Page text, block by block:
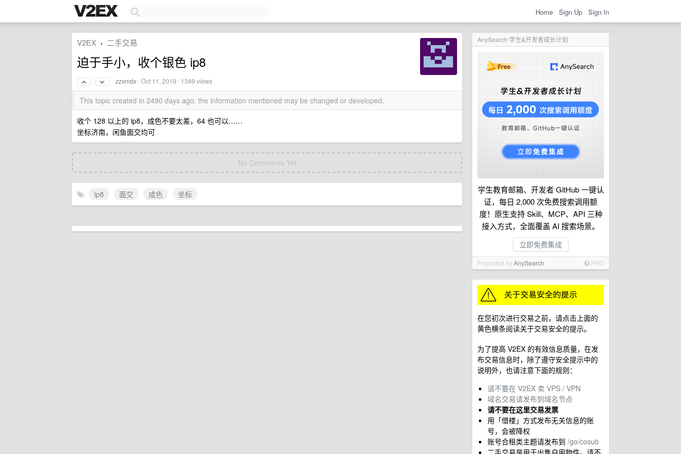
Home Sign Up Sign In
AnySearch 学生&开发者成长计划
学生教育邮箱、开发者 GitHub 一键认
证，每日 2,000 次免费搜索调用额
度！原生支持 Skill、MCP、API 三种
接入方式，全面覆盖 AI 搜索场景。
立即免费集成
Promoted byAnySearch PRO
在您初次进行交易之前，请点击上面的
黄色横条阅读关于交易安全的提示。
为了提高 V2EX 的有效信息质量，在发
布交易信息时，除了遵守安全提示中的
说明外，也请注意下面的规则：
请不要在 V2EX 卖 VPS / VPN
域名交易请发布到域名节点
请不要在这里交易发票
用「借楼」方式发布无关信息的账
号，会被降权
账号合租类主题请发布到 /go/cosub
二手交易是用于出售自用物件。请不
V2EX › 二手交易
迫于手小，收个银色 ip8
zzxmdx ·Oct 11, 2019 · 1349 views
This topic created in 2490 days ago, the information mentioned may be changed or developed.
收个 128 以上的 ip8，成色不要太差，64 也可以……
坐标济南，闲鱼面交均可
No Comments Yet
ip8 面交 成色 坐标